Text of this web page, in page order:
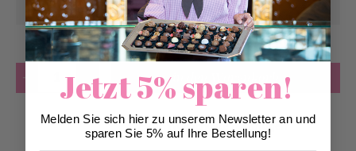
geliefert werden
Zur Wunschliste hinzufügen
Jetzt 5% sparen!
Melden Sie sich hier zu unserem Newsletter an und
sparen Sie 5% auf Ihre Bestellung!